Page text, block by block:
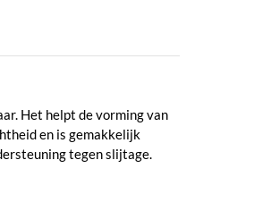
Het helpt de vorming van
en is gemakkelijk
tegen slijtage.